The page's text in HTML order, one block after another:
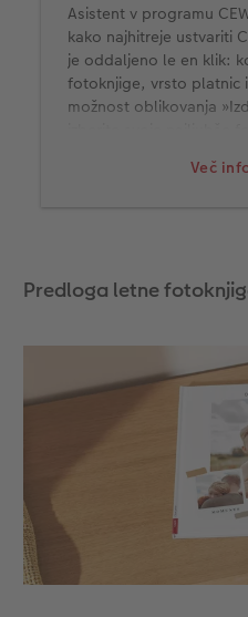
Več
Asistent v programu
kako najhitreje ustvariti
je oddaljeno le en klik:
fotoknjige, vrsto platnic
možnost oblikovanja
FOOKNJIGA Asistent
Predloga letne